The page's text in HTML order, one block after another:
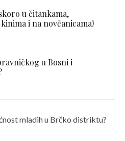
u čitankama,
i na novčanicama!
u Bosni i